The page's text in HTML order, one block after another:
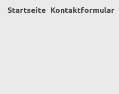
Startseite Kontaktformular